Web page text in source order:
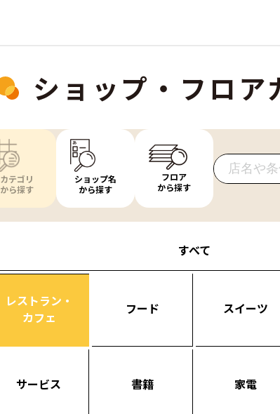
ショップ・フロア
カテゴリ
から探す
ショップ名
から探す
フロア
から探す
すべて
レストラン・
カフェ
フード スイーツ
サービス 書籍 家電